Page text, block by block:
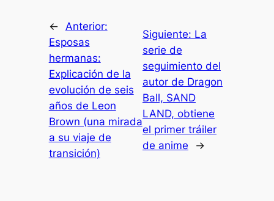
←
Anterior:
Esposas
hermanas:
Explicación de la
evolución de seis
años de Leon
Brown (una mirada
a su viaje de
transición)
Siguiente: La
serie de
seguimiento del
autor de Dragon
Ball, SAND
LAND, obtiene
el primer tráiler
de anime
→